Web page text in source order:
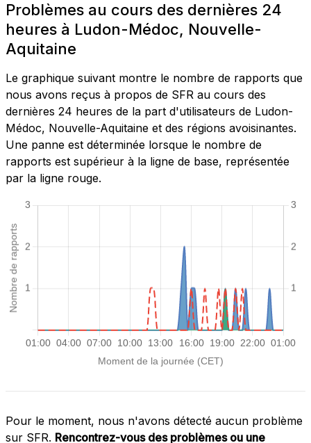
Problèmes au cours des dernières 24
heures à Ludon-Médoc, Nouvelle-
Aquitaine
Le graphique suivant montre le nombre de rapports que
nous avons reçus à propos de SFR au cours des
dernières 24 heures de la part d'utilisateurs de Ludon-
Médoc, Nouvelle-Aquitaine et des régions avoisinantes.
Une panne est déterminée lorsque le nombre de
rapports est supérieur à la ligne de base, représentée
par la ligne rouge.
Pour le moment, nous n'avons détecté aucun problème
sur SFR. Rencontrez-vous des problèmes ou une